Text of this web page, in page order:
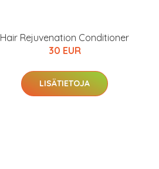
Hair Rejuvenation Conditioner
30 EUR
LISÄTIETOJA